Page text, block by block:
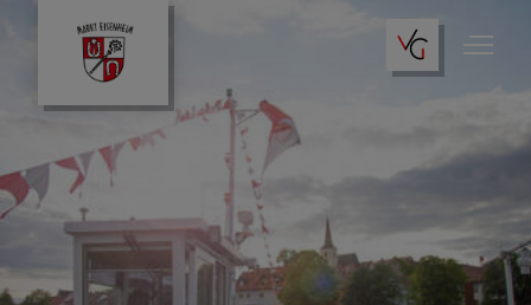
Gästeportal